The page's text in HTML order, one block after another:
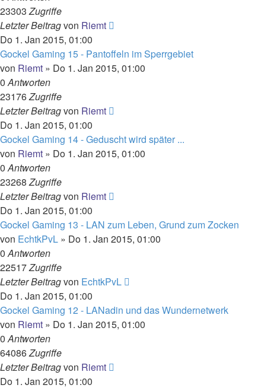
23303Zugriffe
Letzter Beitragvon Riemt
Do 1. Jan 2015, 01:00
Gockel Gaming 15 - Pantoffeln im Sperrgebiet
von Riemt » Do 1. Jan 2015, 01:00
0Antworten
23176Zugriffe
Letzter Beitragvon Riemt
Do 1. Jan 2015, 01:00
Gockel Gaming 14 - Geduscht wird später ...
von Riemt » Do 1. Jan 2015, 01:00
0Antworten
23268Zugriffe
Letzter Beitragvon Riemt
Do 1. Jan 2015, 01:00
Gockel Gaming 13 - LAN zum Leben, Grund zum Zocken
von EchtkPvL » Do 1. Jan 2015, 01:00
0Antworten
22517Zugriffe
Letzter Beitragvon EchtkPvL
Do 1. Jan 2015, 01:00
Gockel Gaming 12 - LANadin und das Wundernetwerk
von Riemt » Do 1. Jan 2015, 01:00
0Antworten
64086Zugriffe
Letzter Beitragvon Riemt
Do 1. Jan 2015, 01:00